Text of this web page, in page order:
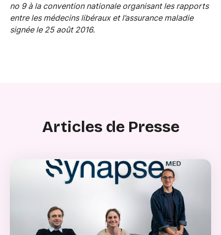
no 9 à la convention nationale organisant les rapports
entre les médecins libéraux et l’assurance maladie
signée le 25 août 2016.
Articles de Presse